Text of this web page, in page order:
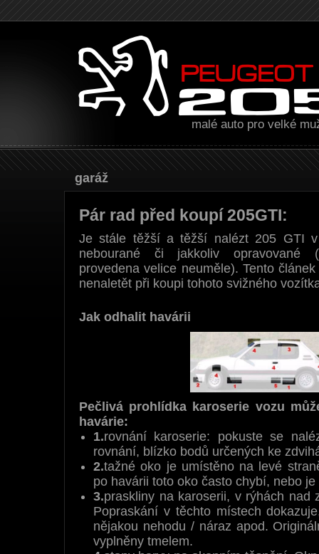
malé auto pro velké
Garáž
Pár rad před koupí 205GTI:
Je stále těžší a těžší nalézt 205 GTI
nebourané či jakkoliv opravované
provedena velice neuměle). Tento
nenaletět při koupi tohoto svižného
Jak odhalit havárii
Pečlivá prohlídka karoserie vozu
havárie:
1.rovnání karoserie: pokuste se
rovnání, blízko bodů určených ke
2.tažné oko je umístěno na levé
po havárii toto oko často chybí, nebo
3.praskliny na karoserii, v rýhách nad
Popraskání v těchto místech
nějakou nehodu / náraz apod.
vyplněny tmelem.